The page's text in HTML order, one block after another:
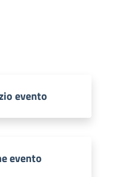
evento
evento